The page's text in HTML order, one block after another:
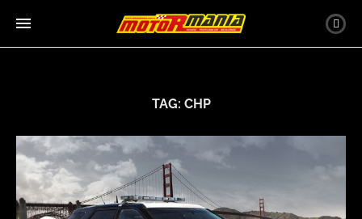
TAG: CHP